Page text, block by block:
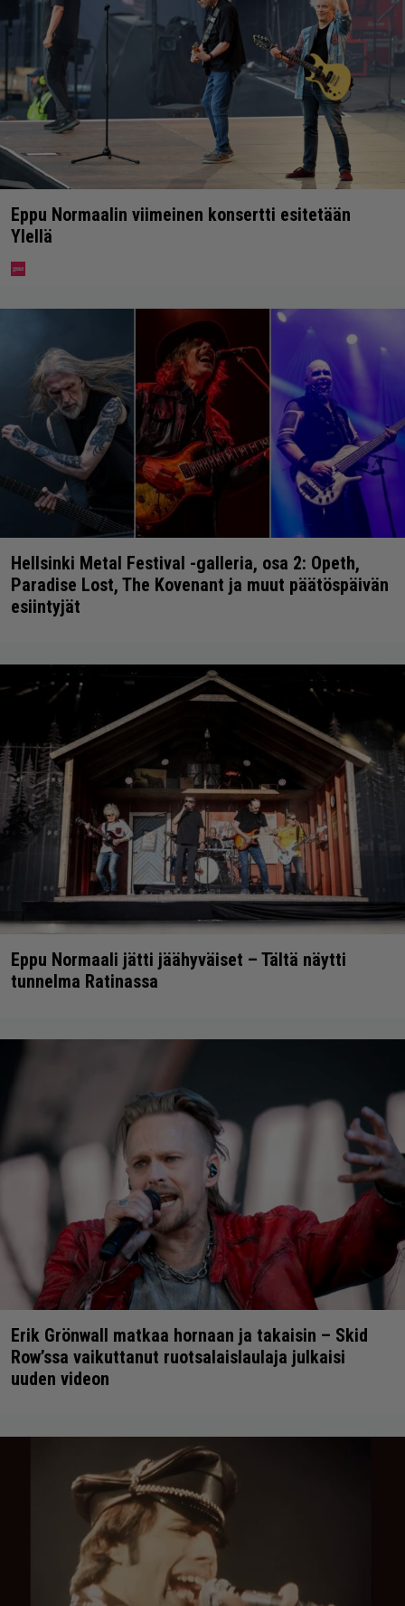
Eppu Normaalin viimeinen konsertti esitetään
Ylellä
Hellsinki Metal Festival -galleria, osa 2: Opeth,
Paradise Lost, The Kovenant ja muut päätöspäivän
esiintyjät
Eppu Normaali jätti jäähyväiset – Tältä näytti
tunnelma Ratinassa
Erik Grönwall matkaa hornaan ja takaisin – Skid
Row’ssa vaikuttanut ruotsalaislaulaja julkaisi
uuden videon